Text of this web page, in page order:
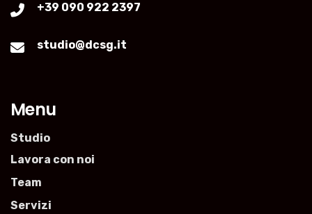
+39 090 922 2397
studio@dcsg.it
Menu
Studio
Lavora con noi
Team
Servizi